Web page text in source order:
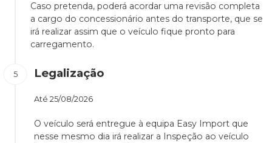
Caso pretenda, poderá acordar uma revisão completa
a cargo do concessionário antes do transporte, que se
irá realizar assim que o veículo fique pronto para
carregamento.
Legalização
Até 25/08/2026
O veículo será entregue à equipa Easy Import que
nesse mesmo dia irá realizar a Inspeção ao veículo